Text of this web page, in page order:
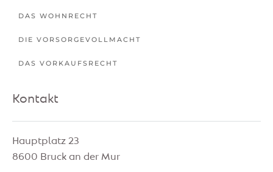
DAS WOHNRECHT
DIE VORSORGEVOLLMACHT
DAS VORKAUFSRECHT
Kontakt
Hauptplatz 23
8600 Bruck an der Mur